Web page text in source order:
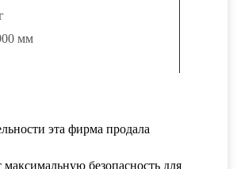
мм
эта фирма продала
безопасность для